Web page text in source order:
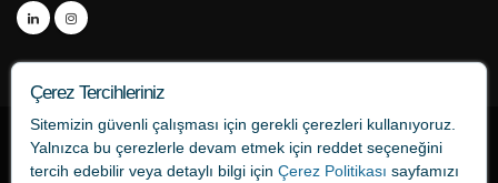
Çerez Tercihleriniz
Sitemizin güvenli çalışması için gerekli çerezleri kullanıyoruz.
Yalnızca bu çerezlerle devam etmek için reddet seçeneğini
tercih edebilir veya detaylı bilgi için Çerez Politikası sayfamızı